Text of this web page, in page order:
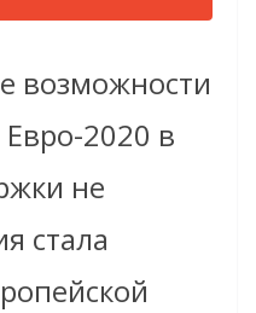
возможности
2020 в
не
стала